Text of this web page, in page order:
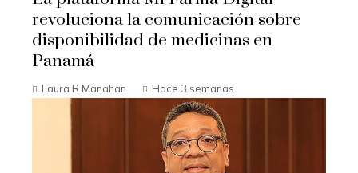
revoluciona la comunicación sobre
disponibilidad de medicinas en
Panamá
Laura R Manahan Hace 3 semanas